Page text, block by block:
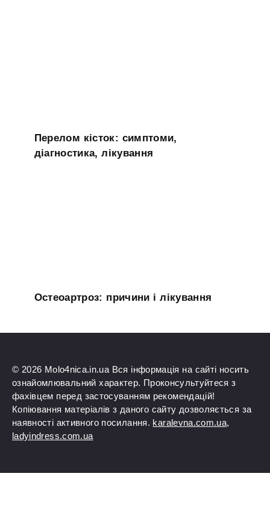
Перелом кісток: симптоми,
діагностика, лікування
Остеоартроз: причини і лікування
© 2026 Molo4nica.in.ua Вся інформація на сайті носить
ознайомлювальний характер. Проконсультуйтеся з
фахівцем перед застосуванням рекомендацій!
Копіювання матеріалів з даного сайту дозволяється за
наявності активного посилання. karalevna.com.ua,
ladyindress.com.ua